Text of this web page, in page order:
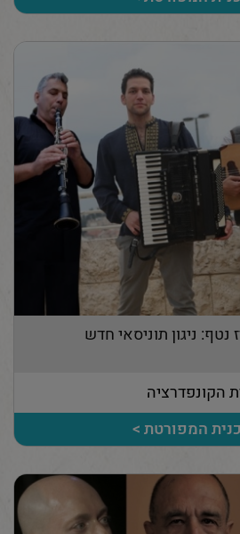
ניגון תוניסאי חדש
הקונפדרציה
המפורטת >